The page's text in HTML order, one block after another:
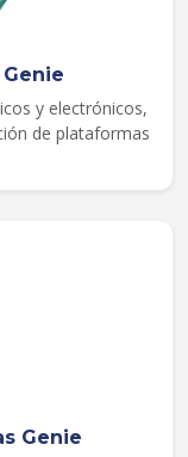
y electrónicos,
de plataformas
Genie